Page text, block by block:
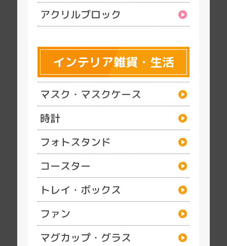
アクリルブロック
インテリア雑貨・生活
マスク・マスクケース
時計
フォトスタンド
コースター
トレイ・ボックス
ファン
マグカップ・グラス